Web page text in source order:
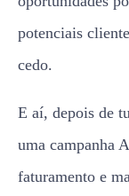
E aí, depois de
uma campanha
faturamento e
Então, é só
Clique no link e
empresa.